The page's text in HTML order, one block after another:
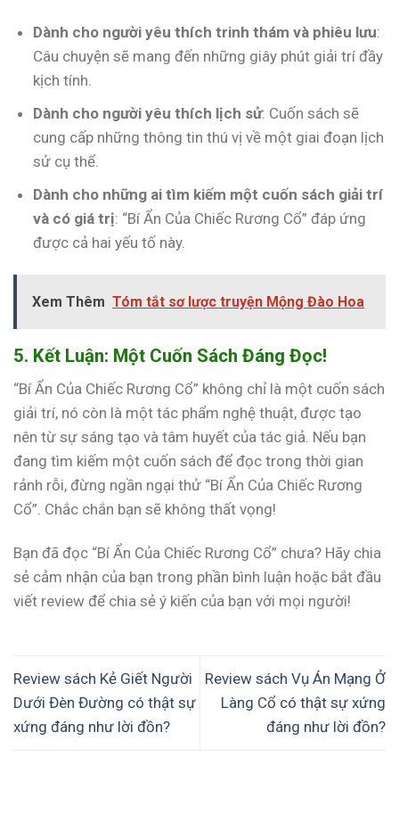
Dành cho người yêu thích trinh thám và phiêu lưu:
Câu chuyện sẽ mang đến những giây phút giải trí đầy
kịch tính.
Dành cho người yêu thích lịch sử: Cuốn sách sẽ
cung cấp những thông tin thú vị về một giai đoạn lịch
sử cụ thể.
Dành cho những ai tìm kiếm một cuốn sách giải trí
và có giá trị: “Bí Ẩn Của Chiếc Rương Cổ” đáp ứng
được cả hai yếu tố này.
Xem Thêm Tóm tắt sơ lược truyện Mộng Đào Hoa
5. Kết Luận: Một Cuốn Sách Đáng Đọc!
“Bí Ẩn Của Chiếc Rương Cổ” không chỉ là một cuốn sách
giải trí, nó còn là một tác phẩm nghệ thuật, được tạo
nên từ sự sáng tạo và tâm huyết của tác giả. Nếu bạn
đang tìm kiếm một cuốn sách để đọc trong thời gian
rảnh rỗi, đừng ngần ngại thử “Bí Ẩn Của Chiếc Rương
Cổ”. Chắc chắn bạn sẽ không thất vọng!
Bạn đã đọc “Bí Ẩn Của Chiếc Rương Cổ” chưa? Hãy chia
sẻ cảm nhận của bạn trong phần bình luận hoặc bắt đầu
viết review để chia sẻ ý kiến của bạn với mọi người!
Review sách Kẻ Giết Người
Dưới Đèn Đường có thật sự
xứng đáng như lời đồn?
Review sách Vụ Án Mạng Ở
Làng Cổ có thật sự xứng
đáng như lời đồn?